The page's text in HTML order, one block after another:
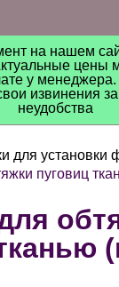
на нашем
цены
у менеджера.
извинения
неудобства
для установки
пуговиц